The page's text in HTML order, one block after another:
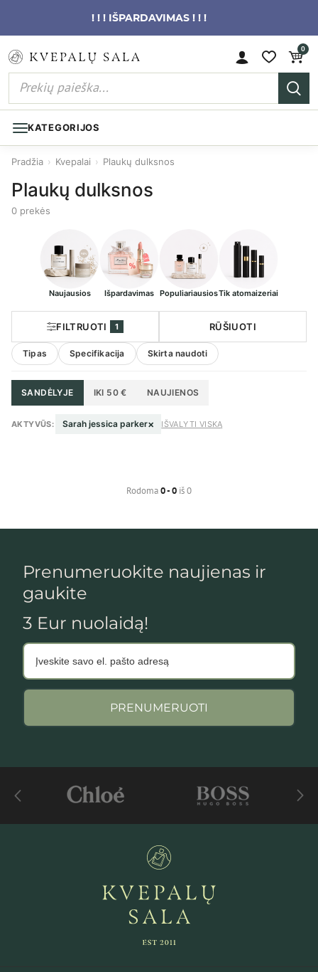
! ! ! IŠPARDAVIMAS ! ! !
0
KATEGORIJOS
Pradžia › Kvepalai › Plaukų dulksnos
Plaukų dulksnos
0 prekės
Naujausios Išpardavimas PopuliariausiosTik atomaizeriai
FILTRUOTI 1
Tipas Specifikacija Skirta naudoti
RŪŠIUOTI
SANDĖLYJE IKI 50 € NAUJIENOS
AKTYVŪS: Sarah jessica parker× IŠVALYTI VISKĄ
Rodoma0 - 0 iš 0
Prenumeruokite naujienas ir
gaukite
3 Eur nuolaidą!
PRENUMERUOTI